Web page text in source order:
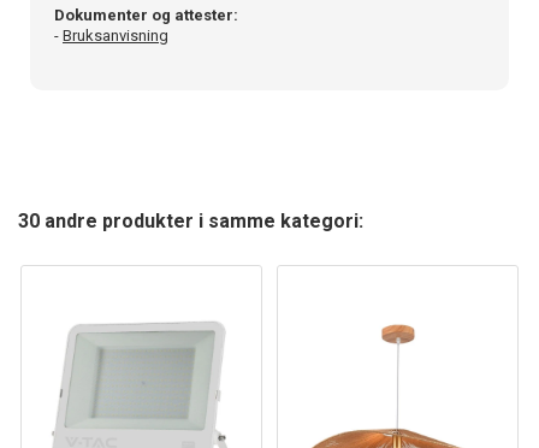
Dokumenter og attester:
- Bruksanvisning
30 andre produkter i samme kategori: